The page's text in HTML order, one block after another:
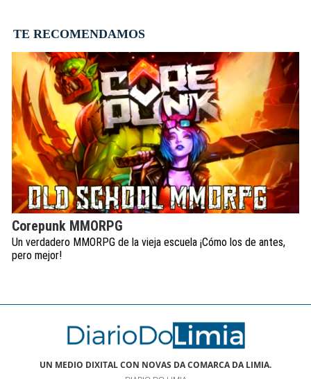
TE RECOMENDAMOS
Corepunk MMORPG
Un verdadero MMORPG de la vieja escuela ¡Cómo los de antes,
pero mejor!
UN MEDIO DIXITAL CON NOVAS DA COMARCA DA LIMIA.